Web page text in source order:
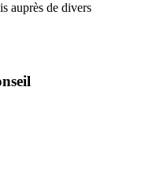
auprès de divers